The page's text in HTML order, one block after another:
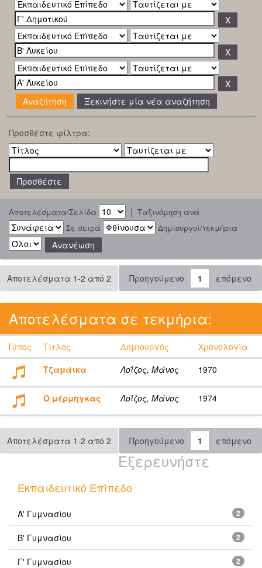
Ξεκινήστε μία νέα αναζήτηση
Προσθέστε φίλτρα:
Αποτελέσματα/Σελίδα | Ταξινόμηση ανά
Σε σειρά
Δημιουργοί/τεκμήρια
Αποτελέσματα 1-2 από 2 Προηγούμενο 1 επόμενο
Αποτελέσματα σε τεκμήρια:
Τύπος Τίτλος Δημιουργός
Χρονολογία
Τζαμάικα
Λοΐζος, Μάνος 1970
Ο μέρμηγκας Λοΐζος, Μάνος 1974
Αποτελέσματα 1-2 από 2 Προηγούμενο 1 επόμενο
Εξερευνήστε
Εκπαιδευτικό Επίπεδο
2
Α' Γυμνασίου
2
Β' Γυμνασίου
2
Γ' Γυμνασίου